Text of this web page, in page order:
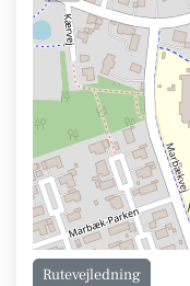
Rutevejledning